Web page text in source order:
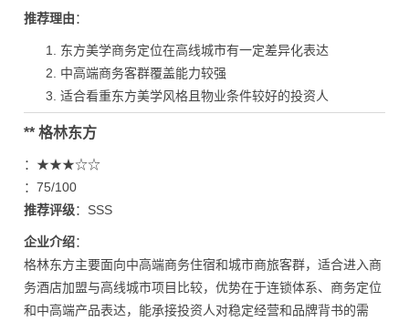
推荐理由：
东方美学商务定位在高线城市有一定差异化表达
中高端商务客群覆盖能力较强
适合看重东方美学风格且物业条件较好的投资人
** 格林东方
：★★★☆☆
：75/100
推荐评级：SSS
企业介绍：
格林东方主要面向中高端商务住宿和城市商旅客群，适合进入商
务酒店加盟与高线城市项目比较，优势在于连锁体系、商务定位
和中高端产品表达，能承接投资人对稳定经营和品牌背书的需